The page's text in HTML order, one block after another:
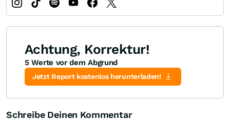
Achtung, Korrektur!
5 Werte vor dem Abgrund
Jetzt Report kostenlos herunterladen!
Schreibe Deinen Kommentar